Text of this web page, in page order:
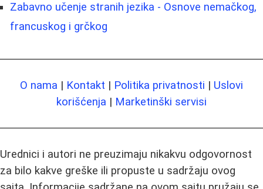
Zabavno učenje stranih jezika - Osnove nemačkog,
francuskog i grčkog
O nama | Kontakt | Politika privatnosti | Uslovi
korišćenja | Marketinški servisi
Urednici i autori ne preuzimaju nikakvu odgovornost
za bilo kakve greške ili propuste u sadržaju ovog